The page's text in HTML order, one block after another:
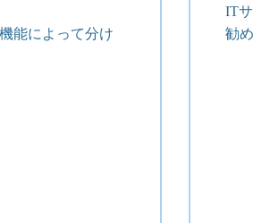
能によって分け
IT
勧